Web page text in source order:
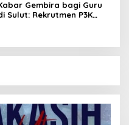
Gembira bagi Guru
Sulut: Rekrutmen P3K